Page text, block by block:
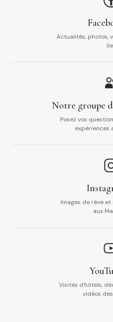
Actualités, photos,
Notre groupe
Posez vos
expériences
Images de rêve
aux
Visites d'hôtels,
vidéos